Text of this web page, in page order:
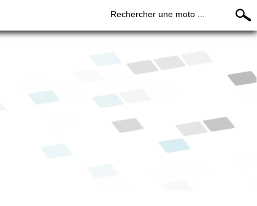
Rechercher une moto ...